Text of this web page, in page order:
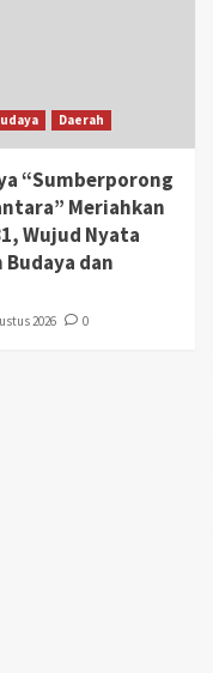
Daerah
“Sumberporong
Meriahkan
Wujud Nyata
dan
2026 0